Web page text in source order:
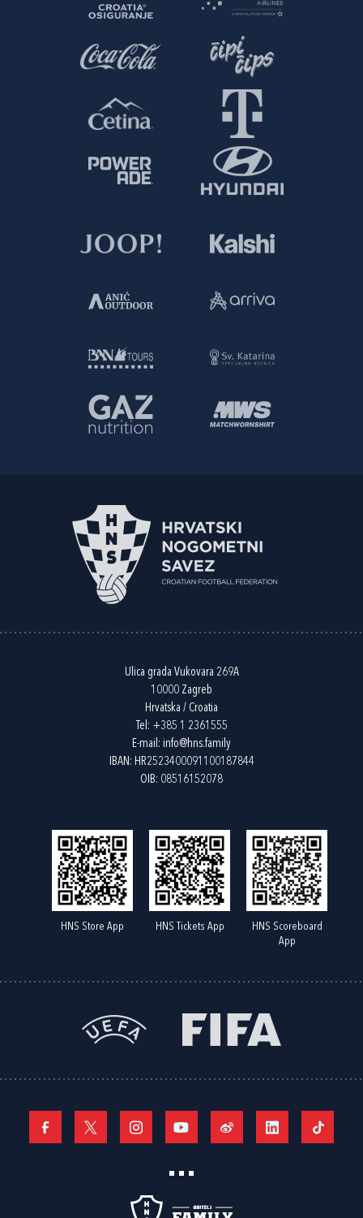
Ulica grada Vukovara 269A
10000 Zagreb
Hrvatska / Croatia
Tel: +385 1 2361555
E-mail: info@hns.family
IBAN: HR2523400091100187844
OIB: 08516152078
HNS Store App HNS Tickets App
HNS Scoreboard
App